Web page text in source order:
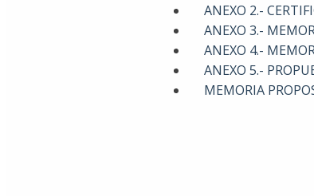
ANEXO 2.-
ANEXO 3.-
ANEXO 4.-
ANEXO 5.-
MEMORIA